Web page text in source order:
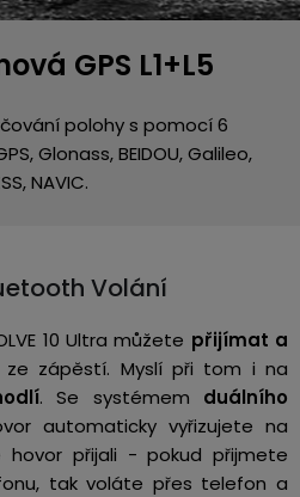
GPS L1+L5
polohy s pomocí 6
Glonass, BEIDOU, Galileo,
NAVIC.
Volání
10 Ultra můžete přijímat a
ze zápěstí. Myslí při tom i na
. Se systémem duálního
automaticky vyřizujete na
hovor přijali - pokud přijmete
tak voláte přes telefon a